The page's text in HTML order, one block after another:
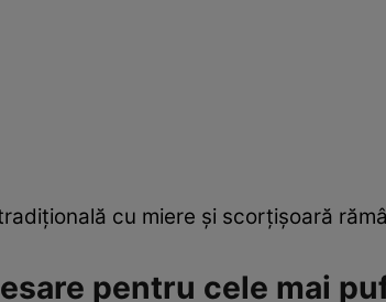
cu miere și scorțișoară
pentru cele mai